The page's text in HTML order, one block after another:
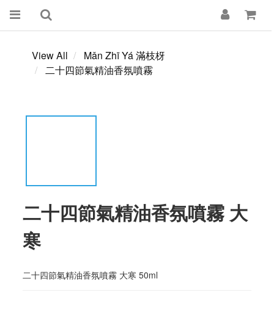
View All
Mǎn Zhī Yá 滿枝枒
二十四節氣精油香氛噴霧
二十四節氣精油香氛噴霧 大
寒
二十四節氣精油香氛噴霧 大寒 50ml